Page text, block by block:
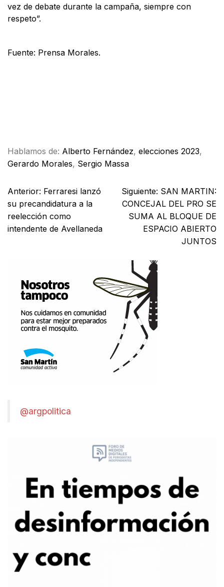
vez de debate durante la campaña, siempre con
respeto”.
Fuente: Prensa Morales.
Hablamos de: Alberto Fernández, elecciones 2023,
Gerardo Morales, Sergio Massa
Anterior: Ferraresi lanzó
su precandidatura a la
reelección como
intendente de Avellaneda
Siguiente: SAN MARTIN:
CONCEJAL DEL PRO SE
SUMA AL BLOQUE DE
ESPACIO ABIERTO
JUNTOS
@argpolitica